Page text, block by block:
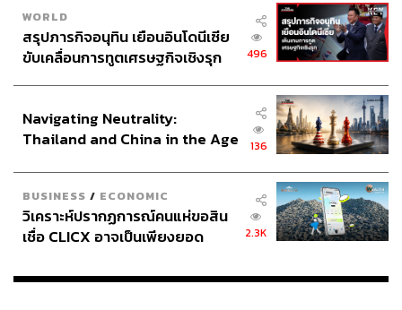
WORLD
สรุปภารกิจอนุทิน เยือนอินโดนีเซีย
ขับเคลื่อนการทูตเศรษฐกิจเชิงรุก
496
Navigating Neutrality:
Thailand and China in the Age
136
BUSINESS / ECONOMIC
วิเคราะห์ปรากฏการณ์คนแห่ขอสิน
เชื่อ CLICX อาจเป็นเพียงยอด
เรือนไทยที่ถูกซุกไว้
2.3K